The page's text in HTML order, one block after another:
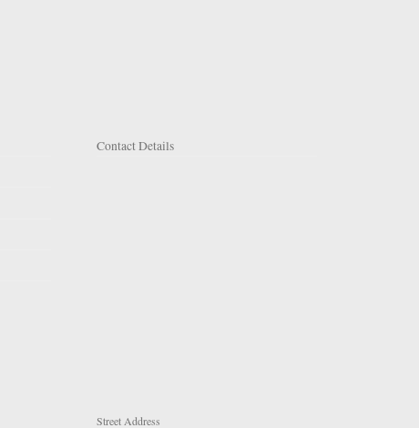
Contact Details
Street Address